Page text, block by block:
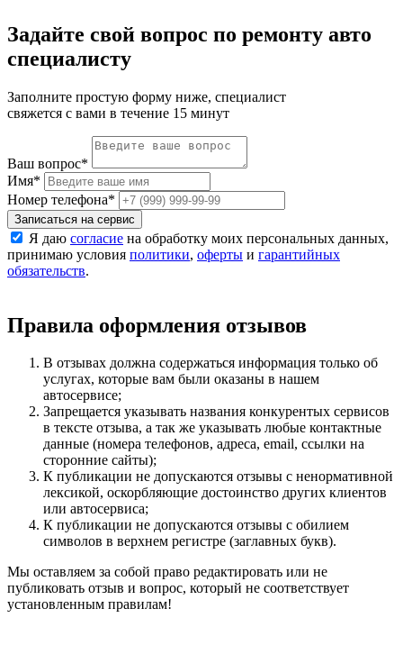
Задайте свой вопрос по ремонту авто
специалисту
Заполните простую форму ниже, специалист
свяжется с вами в течение 15 минут
Ваш вопрос*
Имя*
Номер телефона*
Записаться на сервис
Я даю согласие на обработку моих персональных данных,
принимаю условия политики, оферты и гарантийных
обязательств.
Правила оформления отзывов
В отзывах должна содержаться информация только об
услугах, которые вам были оказаны в нашем
автосервисе;
Запрещается указывать названия конкурентых сервисов
в тексте отзыва, а так же указывать любые контактные
данные (номера телефонов, адреса, email, ссылки на
сторонние сайты);
К публикации не допускаются отзывы с ненормативной
лексикой, оскорбляющие достоинство других клиентов
или автосервиса;
К публикации не допускаются отзывы с обилием
символов в верхнем регистре (заглавных букв).
Мы оставляем за собой право редактировать или не
публиковать отзыв и вопрос, который не соответствует
установленным правилам!